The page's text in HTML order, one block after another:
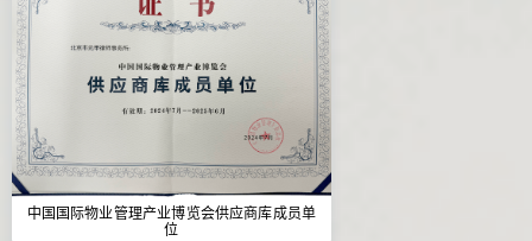
中国国际物业管理产业博览会供应商库成员单
位